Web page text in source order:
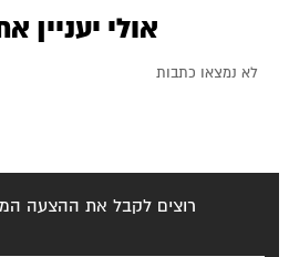
אולי יעניין
לא נמצאו כתבות
רוצים לקבל את ההצעה